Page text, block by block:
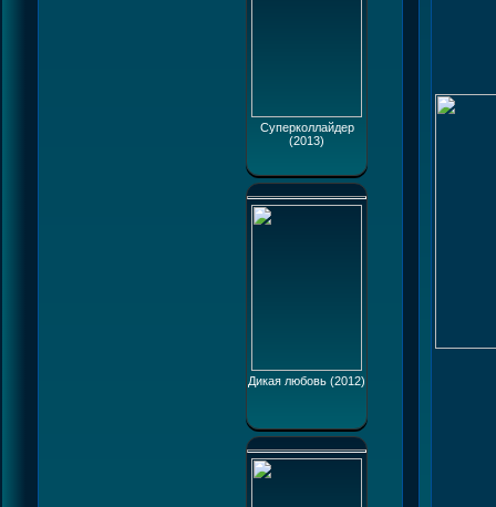
Суперколлайдер
(2013)
Дикая любовь (2012)